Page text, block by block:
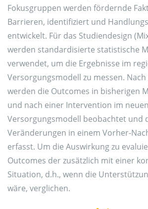
Fokusgruppen werden fördernde
Barrieren, identifiziert und
entwickelt. Für das Studiendesign
werden standardisierte statistische
verwendet, um die Ergebnisse im
Versorgungsmodell zu messen.
werden die Outcomes in bisherigen
und nach einer Intervention im neuen
Versorgungsmodell beobachtet und
Veränderungen in einem Vorher-
erfasst. Um die Auswirkung zu
Outcomes der zusätzlich mit einer
Situation, d.h., wenn die
wäre, verglichen.